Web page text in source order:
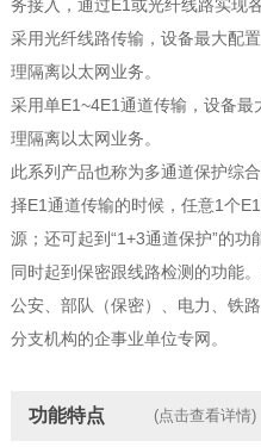
务接入，通过E1或光纤线路实现
采用光纤线路传输，设备最大配
理隔离以太网业务。
采用单E1~4E1通道传输，设备
理隔离以太网业务。
此系列产品也称为多通道保护综
择E1通道传输的时候，任意1个
源；还可起到“1+3通道保护”的功
同时起到保密跟线路检测的功能
公安、部队（保密）、电力、铁
分支机构的企事业单位专网。
功能特点 (点击查看详情)